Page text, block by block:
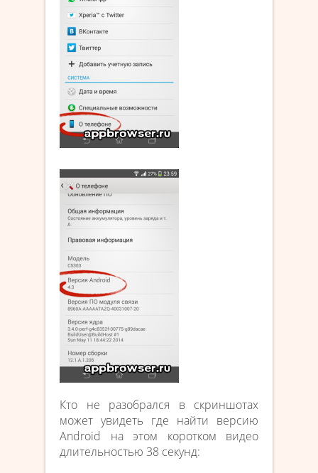
Кто не разобрался в скриншотах
может увидеть где найти версию
Android на этом коротком видео
длительностью 38 секунд: